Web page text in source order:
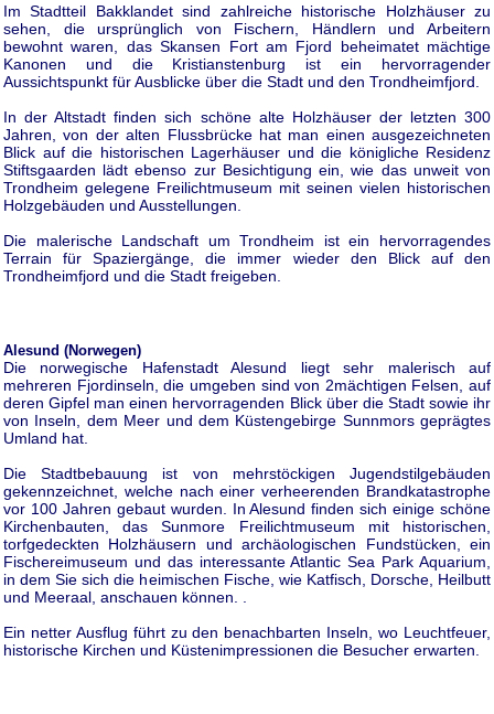
Im Stadtteil Bakklandet sind zahlreiche historische Holzhäuser zu
sehen, die ursprünglich von Fischern, Händlern und Arbeitern
bewohnt waren, das Skansen Fort am Fjord beheimatet mächtige
Kanonen und die Kristianstenburg ist ein hervorragender
Aussichtspunkt für Ausblicke über die Stadt und den Trondheimfjord.
In der Altstadt finden sich schöne alte Holzhäuser der letzten 300
Jahren, von der alten Flussbrücke hat man einen ausgezeichneten
Blick auf die historischen Lagerhäuser und die königliche Residenz
Stiftsgaarden lädt ebenso zur Besichtigung ein, wie das unweit von
Trondheim gelegene Freilichtmuseum mit seinen vielen historischen
Holzgebäuden und Ausstellungen.
Die malerische Landschaft um Trondheim ist ein hervorragendes
Terrain für Spaziergänge, die immer wieder den Blick auf den
Trondheimfjord und die Stadt freigeben.
Alesund (Norwegen)
Die norwegische Hafenstadt Alesund liegt sehr malerisch auf
mehreren Fjordinseln, die umgeben sind von 2mächtigen Felsen, auf
deren Gipfel man einen hervorragenden Blick über die Stadt sowie ihr
von Inseln, dem Meer und dem Küstengebirge Sunnmors geprägtes
Umland hat.
Die Stadtbebauung ist von mehrstöckigen Jugendstilgebäuden
gekennzeichnet, welche nach einer verheerenden Brandkatastrophe
vor 100 Jahren gebaut wurden. In Alesund finden sich einige schöne
Kirchenbauten, das Sunmore Freilichtmuseum mit historischen,
torfgedeckten Holzhäusern und archäologischen Fundstücken, ein
Fischereimuseum und das interessante Atlantic Sea Park Aquarium,
in dem Sie sich die heimischen Fische, wie Katfisch, Dorsche, Heilbutt
und Meeraal, anschauen können. .
Ein netter Ausflug führt zu den benachbarten Inseln, wo Leuchtfeuer,
historische Kirchen und Küstenimpressionen die Besucher erwarten.